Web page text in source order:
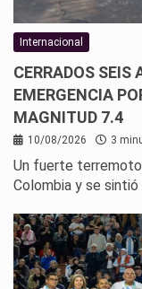
Internacional
CERRADOS SEIS
EMERGENCIA
MAGNITUD 7.4
10/08/2026 3
Un fuerte
Colombia y se